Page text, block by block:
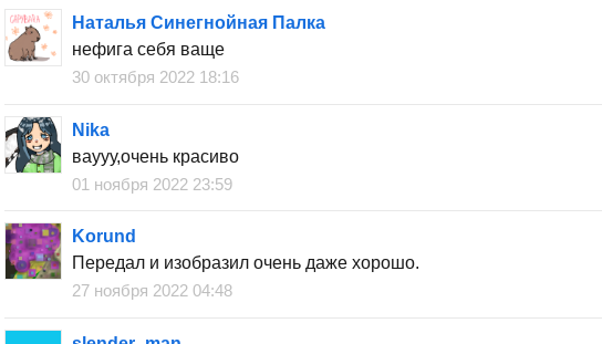
Наталья Синегнойная Палка
нефига себя ваще
30 октября 2022 18:16
Nika
ваууу,очень красиво
01 ноября 2022 23:59
Korund
Передал и изобразил очень даже хорошо.
27 ноября 2022 04:48